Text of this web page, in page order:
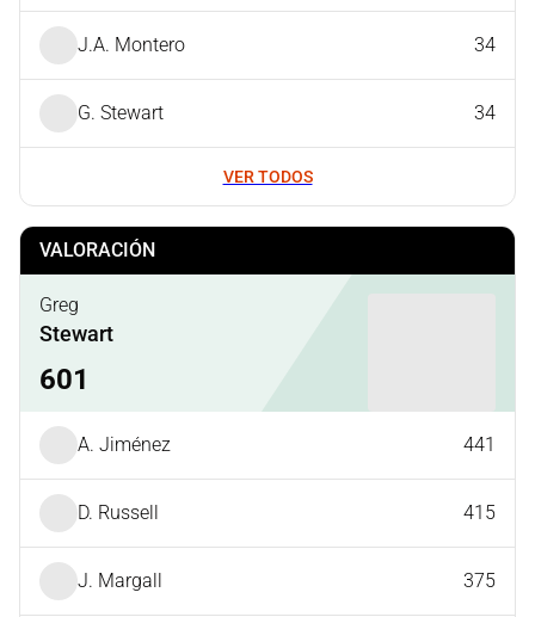
J.A. Montero 34
G. Stewart 34
VER TODOS
VALORACIÓN
Greg
Stewart
601
A. Jiménez 441
D. Russell 415
J. Margall 375